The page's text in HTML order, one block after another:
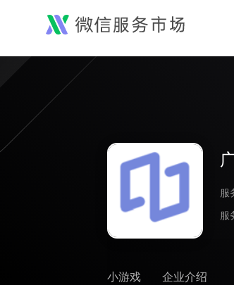
服
服
小游戏 企业介绍